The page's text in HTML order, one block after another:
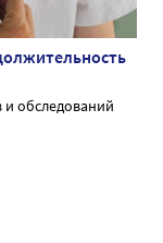
и обследований